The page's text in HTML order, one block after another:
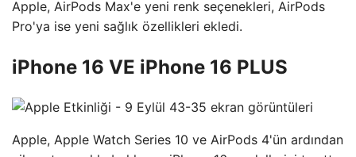
Apple, AirPods Max'e yeni renk seçenekleri, AirPods
Pro'ya ise yeni sağlık özellikleri ekledi.
iPhone 16 VE iPhone 16 PLUS
Apple, Apple Watch Series 10 ve AirPods 4'ün ardından